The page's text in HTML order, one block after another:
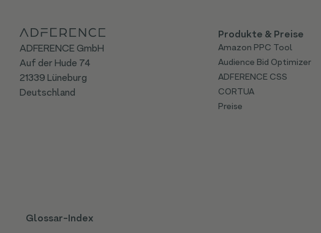
ADFERENCE GmbH
Auf der Hude 74
21339 Lüneburg
Deutschland
Produkte & Preise
Amazon PPC Tool
Audience Bid Optimizer
ADFERENCE CSS
CORTUA
Preise
Glossar-Index